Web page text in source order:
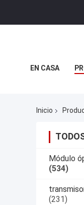
EN CASA
Inicio
Módulo
(534)
(231)